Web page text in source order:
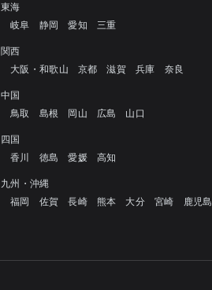
東海
岐阜
静岡 愛知 三重
関西
大阪・和歌山
京都 滋賀 兵庫 奈良
中国
鳥取
島根 岡山 広島 山口
四国
香川
徳島 愛媛 高知
九州・沖縄
福岡
佐賀 長崎 熊本 大分 宮崎 鹿児島